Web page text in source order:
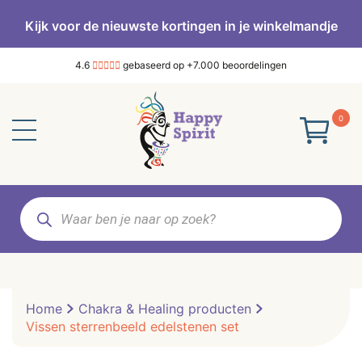
Kijk voor de nieuwste kortingen in je winkelmandje
4.6 gebaseerd op +7.000 beoordelingen
0
Producten
zoeken
Home
Chakra & Healing producten
Vissen sterrenbeeld edelstenen set